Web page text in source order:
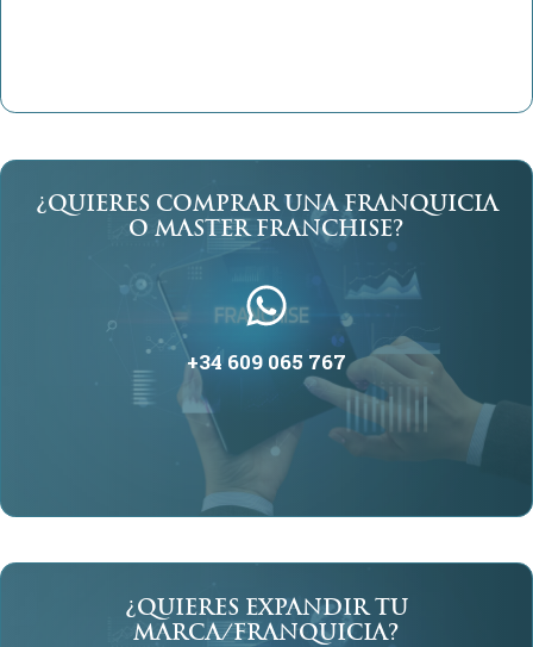
¿QUIERES COMPRAR UNA FRANQUICIA
O MASTER FRANCHISE?
+34 609 065 767
¿QUIERES EXPANDIR TU
MARCA/FRANQUICIA?